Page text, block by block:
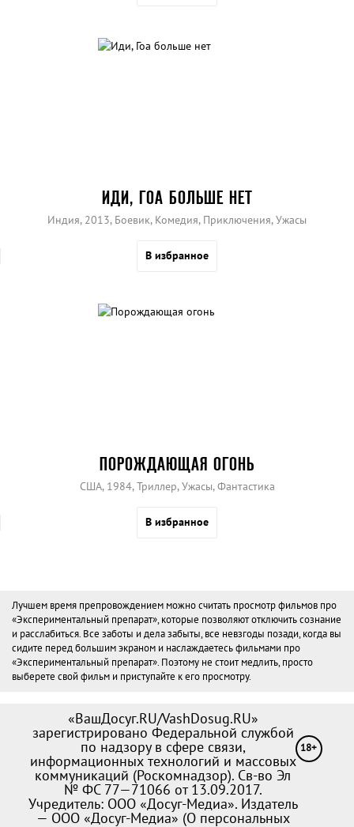
ИДИ, ГОА БОЛЬШЕ НЕТ
Индия, 2013, Боевик, Комедия, Приключения, Ужасы
В избранное
ПОРОЖДАЮЩАЯ ОГОНЬ
США, 1984, Триллер, Ужасы, Фантастика
В избранное
Лучшем время препровождением можно считать просмотр фильмов про
«Экспериментальный препарат», которые позволяют отключить сознание
и расслабиться. Все заботы и дела забыты, все невзгоды позади, когда вы
сидите перед большим экраном и наслаждаетесь фильмами про
«Экспериментальный препарат». Поэтому не стоит медлить, просто
выберете свой фильм и приступайте к его просмотру.
«ВашДосуг.RU/VashDosug.RU»
зарегистрировано Федеральной службой
по надзору в сфере связи,
информационных технологий и массовых
коммуникаций (Роскомнадзор). Св-во Эл
№ ФС 77—71066 от 13.09.2017.
Учредитель: ООО «Досуг-Медиа». Издатель
— ООО «Досуг-Медиа» (О персональных
18+